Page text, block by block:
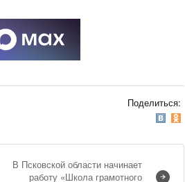
Поделиться:
В Псковской области начинает
работу «Школа грамотного